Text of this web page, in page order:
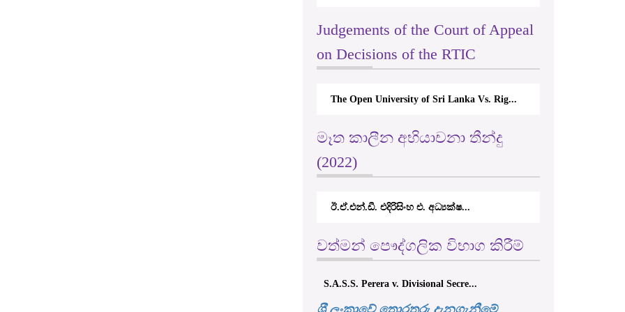
Judgements of the Court of Appeal
on Decisions of the RTIC
The Open University of Sri Lanka Vs. Rig...
මෑත කාලීන අභියාචනා තීන්දු
(2022)
ඊ.ඒ.එන්.ඩී. එදිරිසිංහ එ. අධ්‍යක්ෂ...
වත්මන් පෞද්ගලික විභාග කිරීම්
S.A.S.S. Perera v. Divisional Secre...